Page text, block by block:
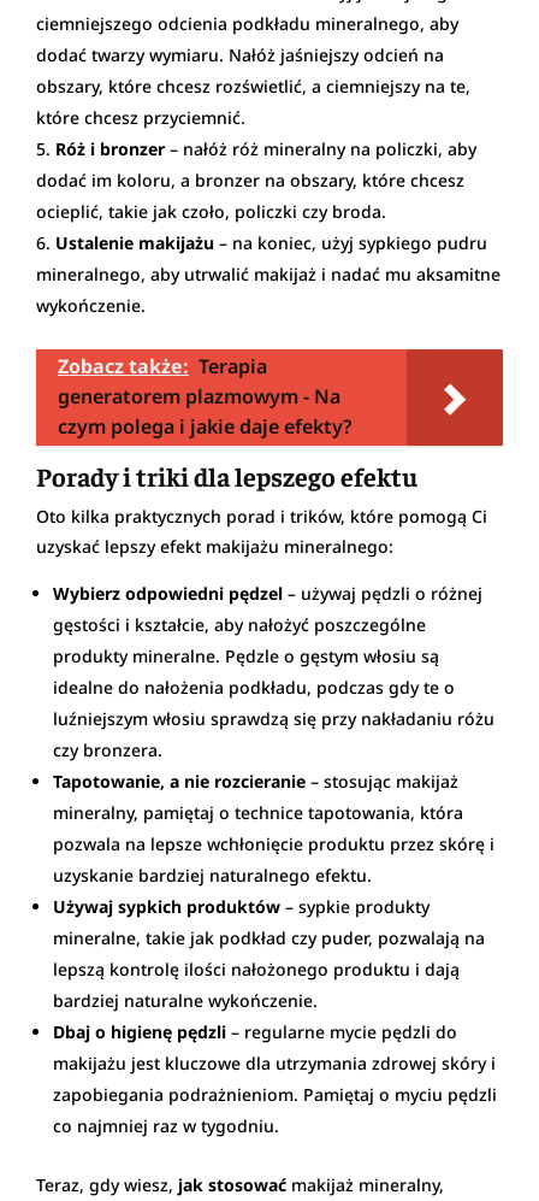
ciemniejszego odcienia podkładu mineralnego, aby
dodać twarzy wymiaru. Nałóż jaśniejszy odcień na
obszary, które chcesz rozświetlić, a ciemniejszy na te,
które chcesz przyciemnić.
Róż i bronzer – nałóż róż mineralny na policzki, aby
dodać im koloru, a bronzer na obszary, które chcesz
ocieplić, takie jak czoło, policzki czy broda.
Ustalenie makijażu – na koniec, użyj sypkiego pudru
mineralnego, aby utrwalić makijaż i nadać mu aksamitne
wykończenie.
Zobacz także: Terapia
generatorem plazmowym - Na
czym polega i jakie daje efekty?
Porady i triki dla lepszego efektu
Oto kilka praktycznych porad i trików, które pomogą Ci
uzyskać lepszy efekt makijażu mineralnego:
Wybierz odpowiedni pędzel – używaj pędzli o różnej
gęstości i kształcie, aby nałożyć poszczególne
produkty mineralne. Pędzle o gęstym włosiu są
idealne do nałożenia podkładu, podczas gdy te o
luźniejszym włosiu sprawdzą się przy nakładaniu różu
czy bronzera.
Tapotowanie, a nie rozcieranie – stosując makijaż
mineralny, pamiętaj o technice tapotowania, która
pozwala na lepsze wchłonięcie produktu przez skórę i
uzyskanie bardziej naturalnego efektu.
Używaj sypkich produktów – sypkie produkty
mineralne, takie jak podkład czy puder, pozwalają na
lepszą kontrolę ilości nałożonego produktu i dają
bardziej naturalne wykończenie.
Dbaj o higienę pędzli – regularne mycie pędzli do
makijażu jest kluczowe dla utrzymania zdrowej skóry i
zapobiegania podrażnieniom. Pamiętaj o myciu pędzli
co najmniej raz w tygodniu.
Teraz, gdy wiesz, jak stosować makijaż mineralny,